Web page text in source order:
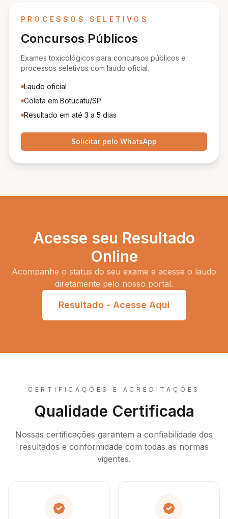
PROCESSOS SELETIVOS
Concursos Públicos
Exames toxicológicos para concursos públicos e
processos seletivos com laudo oficial.
Laudo oficial
Coleta em Botucatu/SP
Resultado em até 3 a 5 dias
Solicitar pelo WhatsApp
Acesse seu Resultado
Online
Acompanhe o status do seu exame e acesse o laudo
diretamente pelo nosso portal.
Resultado - Acesse Aqui
CERTIFICAÇÕES E ACREDITAÇÕES
Qualidade Certificada
Nossas certificações garantem a confiabilidade dos
resultados e conformidade com todas as normas
vigentes.